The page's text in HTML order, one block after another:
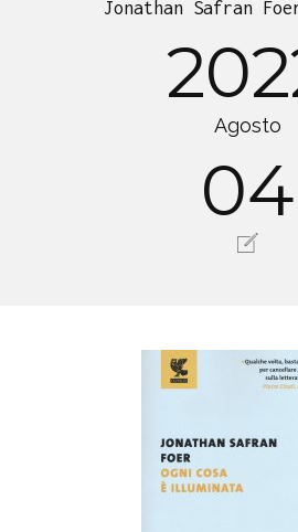
Jonathan Safran
Agosto
04